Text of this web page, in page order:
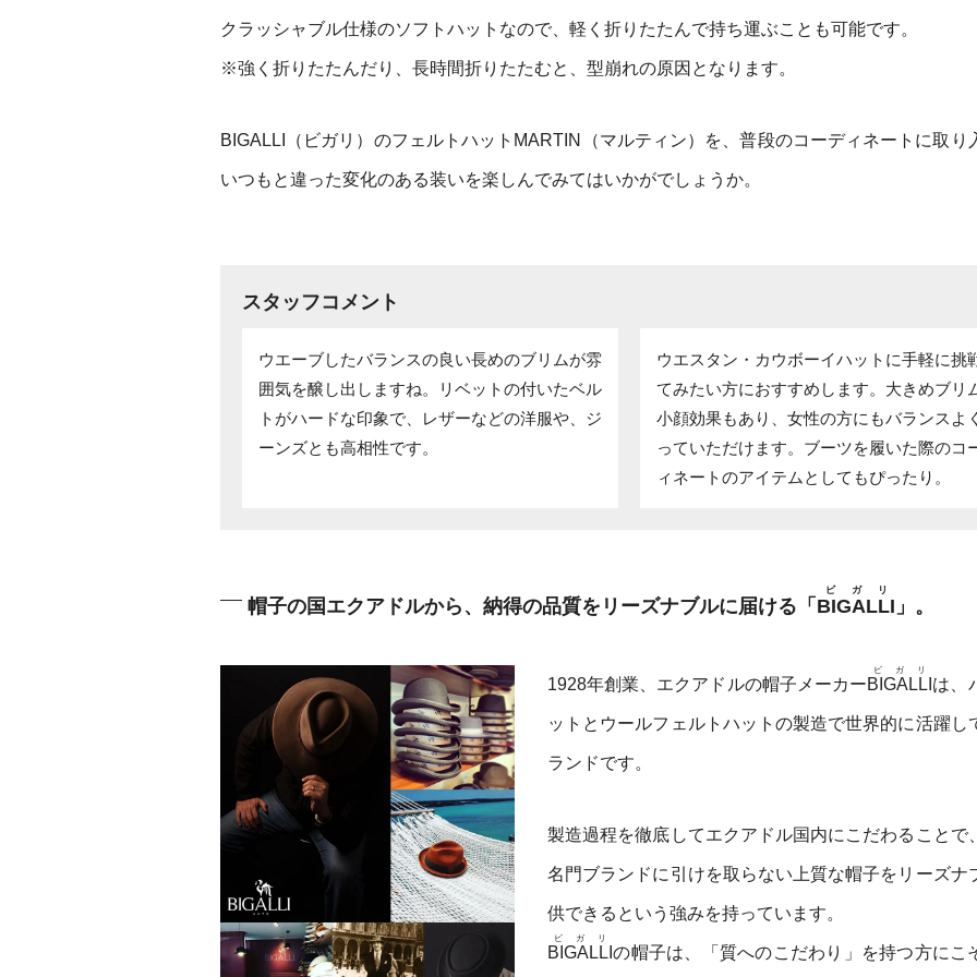
クラッシャブル仕様のソフトハットなので、軽く折りたたんで持ち運ぶことも可能です。
※強く折りたたんだり、長時間折りたたむと、型崩れの原因となります。
BIGALLI（ビガリ）のフェルトハットMARTIN（マルティン）を、普段のコーディネートに取り
いつもと違った変化のある装いを楽しんでみてはいかがでしょうか。
スタッフコメント
ウエーブしたバランスの良い長めのブリムが雰
囲気を醸し出しますね。リベットの付いたベル
トがハードな印象で、レザーなどの洋服や、ジ
ーンズとも高相性です。
ウエスタン・カウボーイハットに手軽に挑
てみたい方におすすめします。大きめブリ
小顔効果もあり、女性の方にもバランスよ
っていただけます。ブーツを履いた際のコ
ィネートのアイテムとしてもぴったり。
帽子の国エクアドルから、納得の品質をリーズナブルに届ける「 BIGALLI
ビガリ
」。
1928年創業、エクアドルの帽子メーカーBIGALLI
ビガリ
は、
ットとウールフェルトハットの製造で世界的に活躍し
ランドです。
製造過程を徹底してエクアドル国内にこだわることで
名門ブランドに引けを取らない上質な帽子をリーズナ
供できるという強みを持っています。
BIGALLI
ビガリ
の帽子は、「質へのこだわり」を持つ方にこ